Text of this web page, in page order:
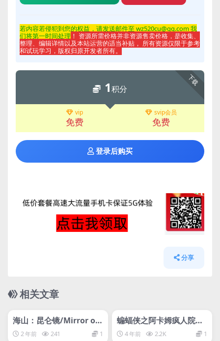
若内容若侵犯到您的权益，请发送邮件至 wz520cu@qq.com 我
们将第一时间处理 ！ 资源所需价格并非资源售卖价格，是收集、
整理、编辑详情以及本站运营的适当补贴， 所有资源仅限于参考
和试玩学习，版权归原开发者所有。
下载
1积分
vip
免费
svip会员
免费
登录后购买
分享
相关文章
网盘下载游戏
海山：昆仑镜/Mirror of
Heavenwp
2 年前 241 1
网盘下载游戏
蝙蝠侠之阿卡姆疯人院年
度版4 年前 2.2K 1